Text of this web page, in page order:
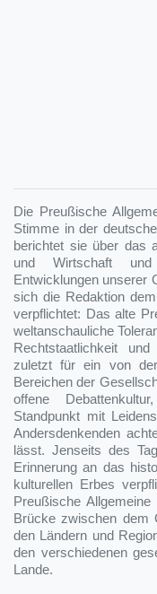
Die Preußische
Stimme in der
berichtet sie über das
und Wirtschaft
Entwicklungen unserer
sich die Redaktion
verpflichtet: Das alte
weltanschauliche
Rechtstaatlichkeit
zuletzt für ein von
Bereichen der
offene
Standpunkt mit
Andersdenkenden
lässt. Jenseits des
Erinnerung an das
kulturellen Erbes
Preußische
Brücke zwischen dem
den Ländern und
den verschiedenen
Lande.